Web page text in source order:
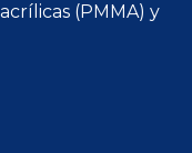
(PMMA) y